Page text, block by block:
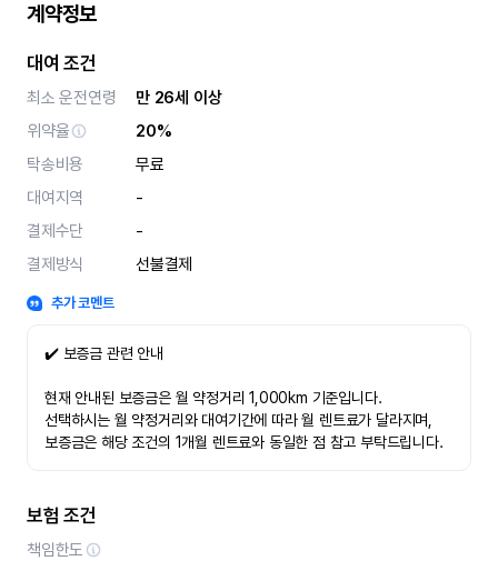
계약정보
대여 조건
최소 운전연령
만 26세 이상
위약율
20%
탁송비용
무료
대여지역
-
결제수단
-
결제방식
선불결제
추가 코멘트
✔️ 보증금 관련 안내
현재 안내된 보증금은 월 약정거리 1,000km 기준입니다.
선택하시는 월 약정거리와 대여기간에 따라 월 렌트료가 달라지며,
보증금은 해당 조건의 1개월 렌트료와 동일한 점 참고 부탁드립니다.
보험 조건
책임한도